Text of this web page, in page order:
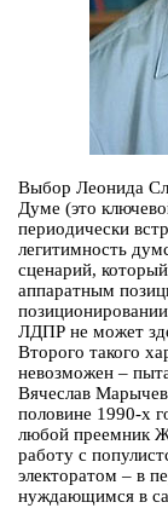
Выбор Леонида
Думе (это
периодически
легитимность
сценарий,
аппаратным
ЛДПР не может
Второго такого
невозможен –
Вячеслав
половине 1990-х
любой преемник
работу с
электоратом – в
нуждающимся в